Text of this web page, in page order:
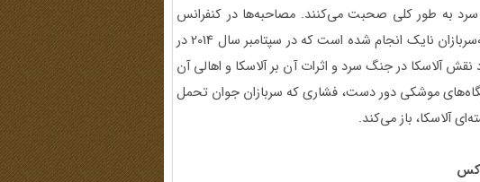
به طور کلی صحبت می‌کنند. مصاحبه‌ها در کنفرانس
جنگ سرد، کنفرانس آلاسکا 2014 و گردهمایی کهنه‌سربازان نایک انجام شده است که در سپتامبر سال 2014 در
آلاسکا در جنگ سرد و اثرات آن بر آلاسکا و اهالی آن
موشکی دور دست، فشاری که سربازان جوان تحمل